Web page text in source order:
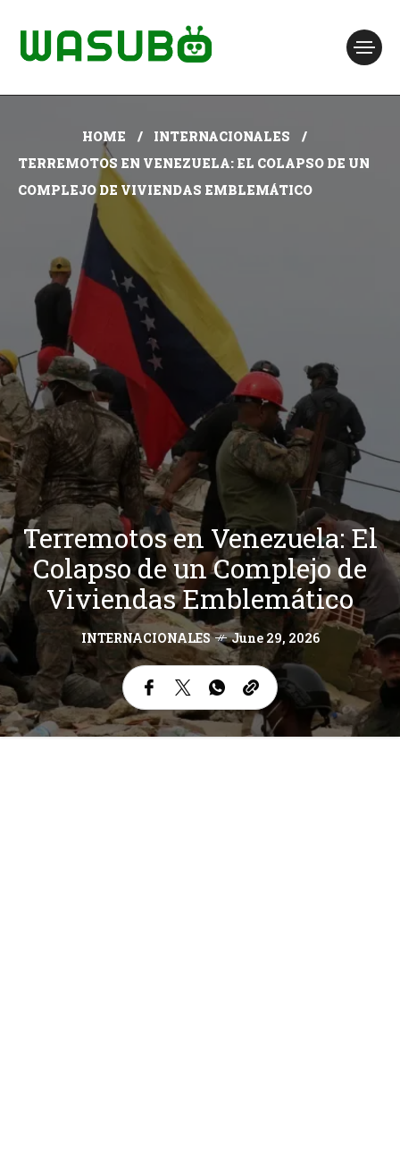
HOME
INTERNACIONALES
TERREMOTOS EN VENEZUELA: EL COLAPSO DE UN
COMPLEJO DE VIVIENDAS EMBLEMÁTICO
Terremotos en Venezuela: El
Colapso de un Complejo de
Viviendas Emblemático
INTERNACIONALES June 29, 2026